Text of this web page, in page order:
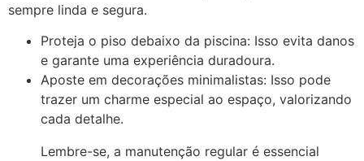
sempre linda e segura.
Proteja o piso debaixo da piscina: Isso evita danos
e garante uma experiência duradoura.
Aposte em decorações minimalistas: Isso pode
trazer um charme especial ao espaço, valorizando
cada detalhe.
Lembre-se, a manutenção regular é essencial